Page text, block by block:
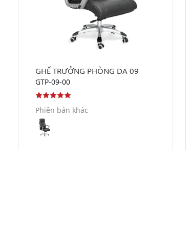
GHẾ TRƯỞNG PHÒNG DA 09
GTP-09-00
Phiên bản khác